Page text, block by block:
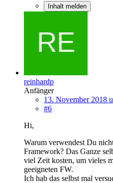
Inhalt melden
reinhardp
Anfänger
13. November 2018
#6
Hi,
Warum verwendest Du
Framework? Das Ganze
viel Zeit kosten, um vieles
geeigneten FW.
Ich hab das selbst mal